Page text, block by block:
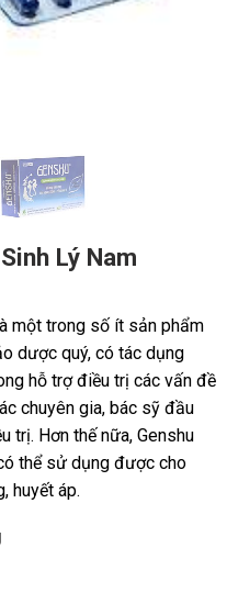
Lý Nam
một trong số ít sản phẩm
dược quý, có tác dụng
hỗ trợ điều trị các vấn đề
chuyên gia, bác sỹ đầu
trị. Hơn thế nữa, Genshu
thể sử dụng được cho
huyết áp.